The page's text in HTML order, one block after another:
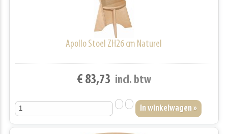
Apollo Stoel ZH26 cm Naturel
€ 83,73 incl. btw